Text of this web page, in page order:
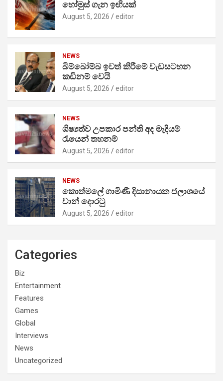
හෝමුස් ගැන ඉඟියක්
August 5, 2026 editor
NEWS
බිම්බෝම්බ ඉවත් කිරීමේ වැඩසටහන
කඩිනම් වෙයි
August 5, 2026 editor
NEWS
ශිෂ්‍යත්ව උපකාර පන්ති අද මැදියම්
රැයෙන් තහනම්
August 5, 2026 editor
NEWS
කොත්මලේ ගාමිණී දිසානායක ජලාශයේ
වාන් දොරටු
August 5, 2026 editor
Categories
Biz
Entertainment
Features
Games
Global
Interviews
News
Uncategorized